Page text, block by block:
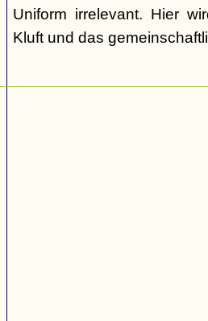
Uniform irrelevant. Hier
Kluft und das